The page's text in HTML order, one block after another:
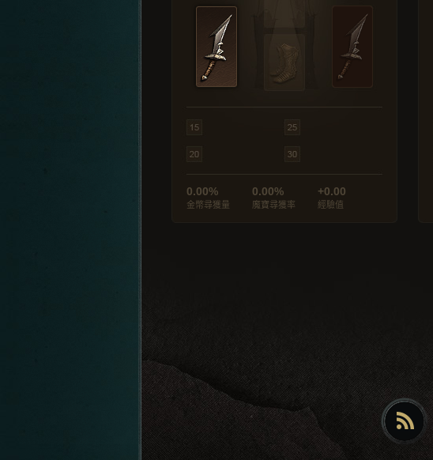
0.00%
金幣尋獲量
0.00%
魔寶尋獲率
+0.00
經驗值